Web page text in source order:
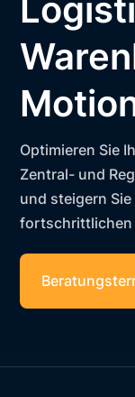
Optimieren Sie
Zentral- und
und steigern
fortschrittlichen